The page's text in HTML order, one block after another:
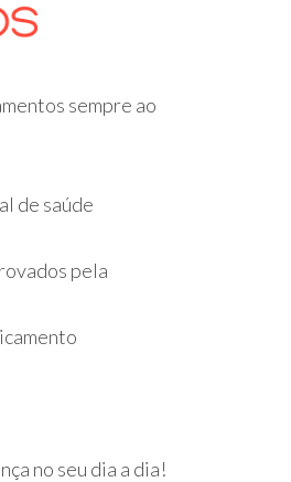
sempre ao
de saúde
pela
no seu dia a dia!